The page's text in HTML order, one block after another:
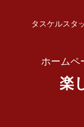
タスケルスタ
ホームペ
楽